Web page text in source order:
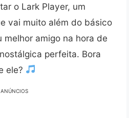
o Lark Player, um
vai muito além do básico
melhor amigo na hora de
perfeita. Bora
ele?
ANÚNCIOS